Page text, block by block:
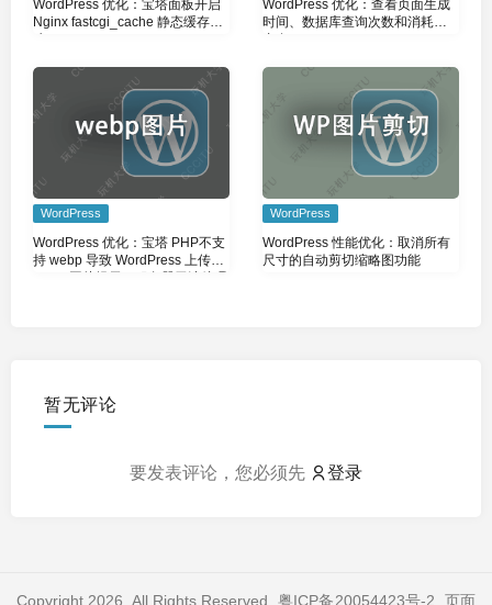
WordPress 优化：宝塔面板开启
Nginx fastcgi_cache 静态缓存加
WordPress 优化：查看页面生成
时间、数据库查询次数和消耗的
WordPress
WordPress 优化：宝塔 PHP不支
持 webp 导致 WordPress 上传
webp 图片提示：服务器无法处理
WordPress
WordPress 性能优化：取消所有
尺寸的自动剪切缩略图功能
暂无评论
要发表评论，您必须先 登录
Copyright 2026. All Rights Reserved. 粤ICP备20054423号-2 . 页面